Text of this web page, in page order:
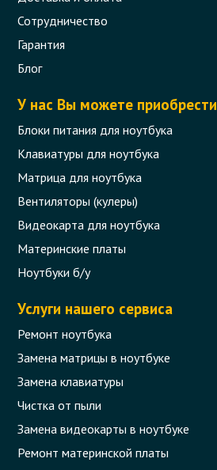
Сотрудничество
Гарантия
Блог
У нас Вы можете приобрести
Блоки питания для ноутбука
Клавиатуры для ноутбука
Матрица для ноутбука
Вентиляторы (кулеры)
Видеокарта для ноутбука
Материнские платы
Ноутбуки б/у
Услуги нашего сервиса
Ремонт ноутбука
Замена матрицы в ноутбуке
Замена клавиатуры
Чистка от пыли
Замена видеокарты в ноутбуке
Ремонт материнской платы